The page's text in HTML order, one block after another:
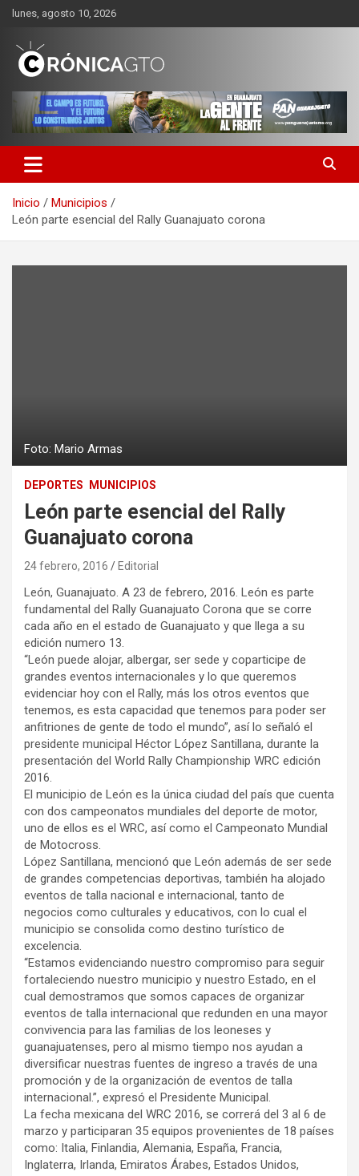
Saltar
contenido
lunes, agosto 10, 2026
CRONICA GUANAJUATO
Inicio
Municipios
León parte esencial del Rally Guanajuato corona
Foto: Mario Armas
DEPORTES MUNICIPIOS
León parte esencial del Rally
Guanajuato corona
24 febrero, 2016 Editorial
León, Guanajuato. A 23 de febrero, 2016. León es parte
fundamental del Rally Guanajuato Corona que se corre
cada año en el estado de Guanajuato y que llega a su
edición numero 13.
“León puede alojar, albergar, ser sede y coparticipe de
grandes eventos internacionales y lo que queremos
evidenciar hoy con el Rally, más los otros eventos que
tenemos, es esta capacidad que tenemos para poder ser
anfitriones de gente de todo el mundo”, así lo señaló el
presidente municipal Héctor López Santillana, durante la
presentación del World Rally Championship WRC edición
2016.
El municipio de León es la única ciudad del país que cuenta
con dos campeonatos mundiales del deporte de motor,
uno de ellos es el WRC, así como el Campeonato Mundial
de Motocross.
López Santillana, mencionó que León además de ser sede
de grandes competencias deportivas, también ha alojado
eventos de talla nacional e internacional, tanto de
negocios como culturales y educativos, con lo cual el
municipio se consolida como destino turístico de
excelencia.
“Estamos evidenciando nuestro compromiso para seguir
fortaleciendo nuestro municipio y nuestro Estado, en el
cual demostramos que somos capaces de organizar
eventos de talla internacional que redunden en una mayor
convivencia para las familias de los leoneses y
guanajuatenses, pero al mismo tiempo nos ayudan a
diversificar nuestras fuentes de ingreso a través de una
promoción y de la organización de eventos de talla
internacional.”, expresó el Presidente Municipal.
La fecha mexicana del WRC 2016, se correrá del 3 al 6 de
marzo y participaran 35 equipos provenientes de 18 países
como: Italia, Finlandia, Alemania, España, Francia,
Inglaterra, Irlanda, Emiratos Árabes, Estados Unidos,